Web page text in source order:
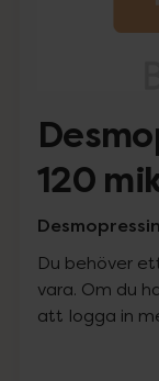
120
Du behöver
vara. Om du
att logga in